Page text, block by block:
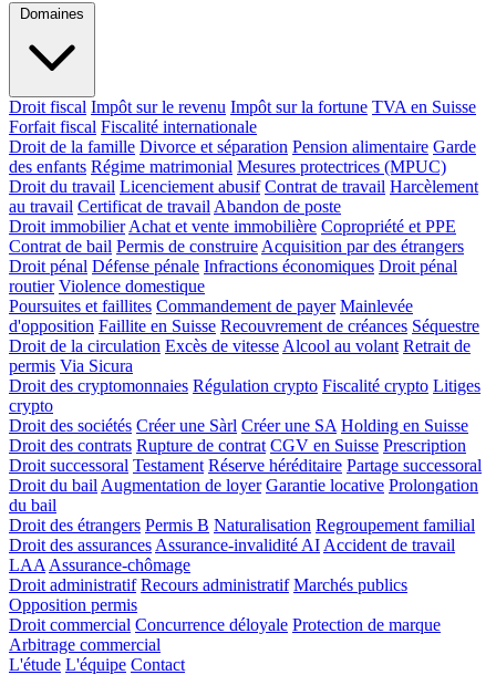
Droit fiscal Impôt sur le revenu Impôt sur la fortune TVA en Suisse
Forfait fiscal Fiscalité internationale
Droit de la famille Divorce et séparation Pension alimentaire Garde
des enfants Régime matrimonial Mesures protectrices (MPUC)
Droit du travail Licenciement abusif Contrat de travail Harcèlement
au travail Certificat de travail Abandon de poste
Droit immobilier Achat et vente immobilière Copropriété et PPE
Contrat de bail Permis de construire Acquisition par des étrangers
Droit pénal Défense pénale Infractions économiques Droit pénal
routier Violence domestique
Poursuites et faillites Commandement de payer Mainlevée
d'opposition Faillite en Suisse Recouvrement de créances Séquestre
Droit de la circulation Excès de vitesse Alcool au volant Retrait de
permis Via Sicura
Droit des cryptomonnaies Régulation crypto Fiscalité crypto Litiges
crypto
Droit des sociétés Créer une Sàrl Créer une SA Holding en Suisse
Droit des contrats Rupture de contrat CGV en Suisse Prescription
Droit successoral Testament Réserve héréditaire Partage successoral
Droit du bail Augmentation de loyer Garantie locative Prolongation
du bail
Droit des étrangers Permis B Naturalisation Regroupement familial
Droit des assurances Assurance-invalidité AI Accident de travail
LAA Assurance-chômage
Droit administratif Recours administratif Marchés publics
Opposition permis
Droit commercial Concurrence déloyale Protection de marque
Arbitrage commercial
L'étude L'équipe Contact